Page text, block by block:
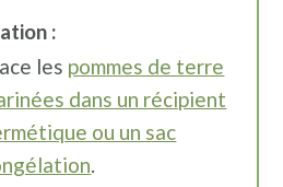
:
les pommes de terre
dans un récipient
ou un sac
.